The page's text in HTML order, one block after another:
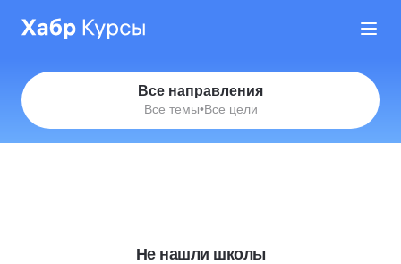
Все направления
Все темы•Все цели
Не нашли школы